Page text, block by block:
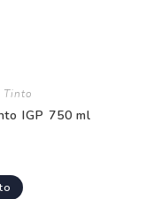
Tinto
IGP 750 ml